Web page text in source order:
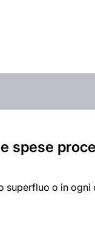
spese
superfluo o in ogni